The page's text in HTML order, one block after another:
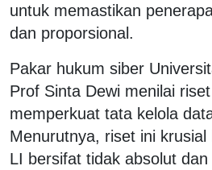
untuk memastikan
dan proporsional.
Pakar hukum siber
Prof Sinta Dewi menilai
memperkuat tata kelola
Menurutnya, riset ini
LI bersifat tidak absolut